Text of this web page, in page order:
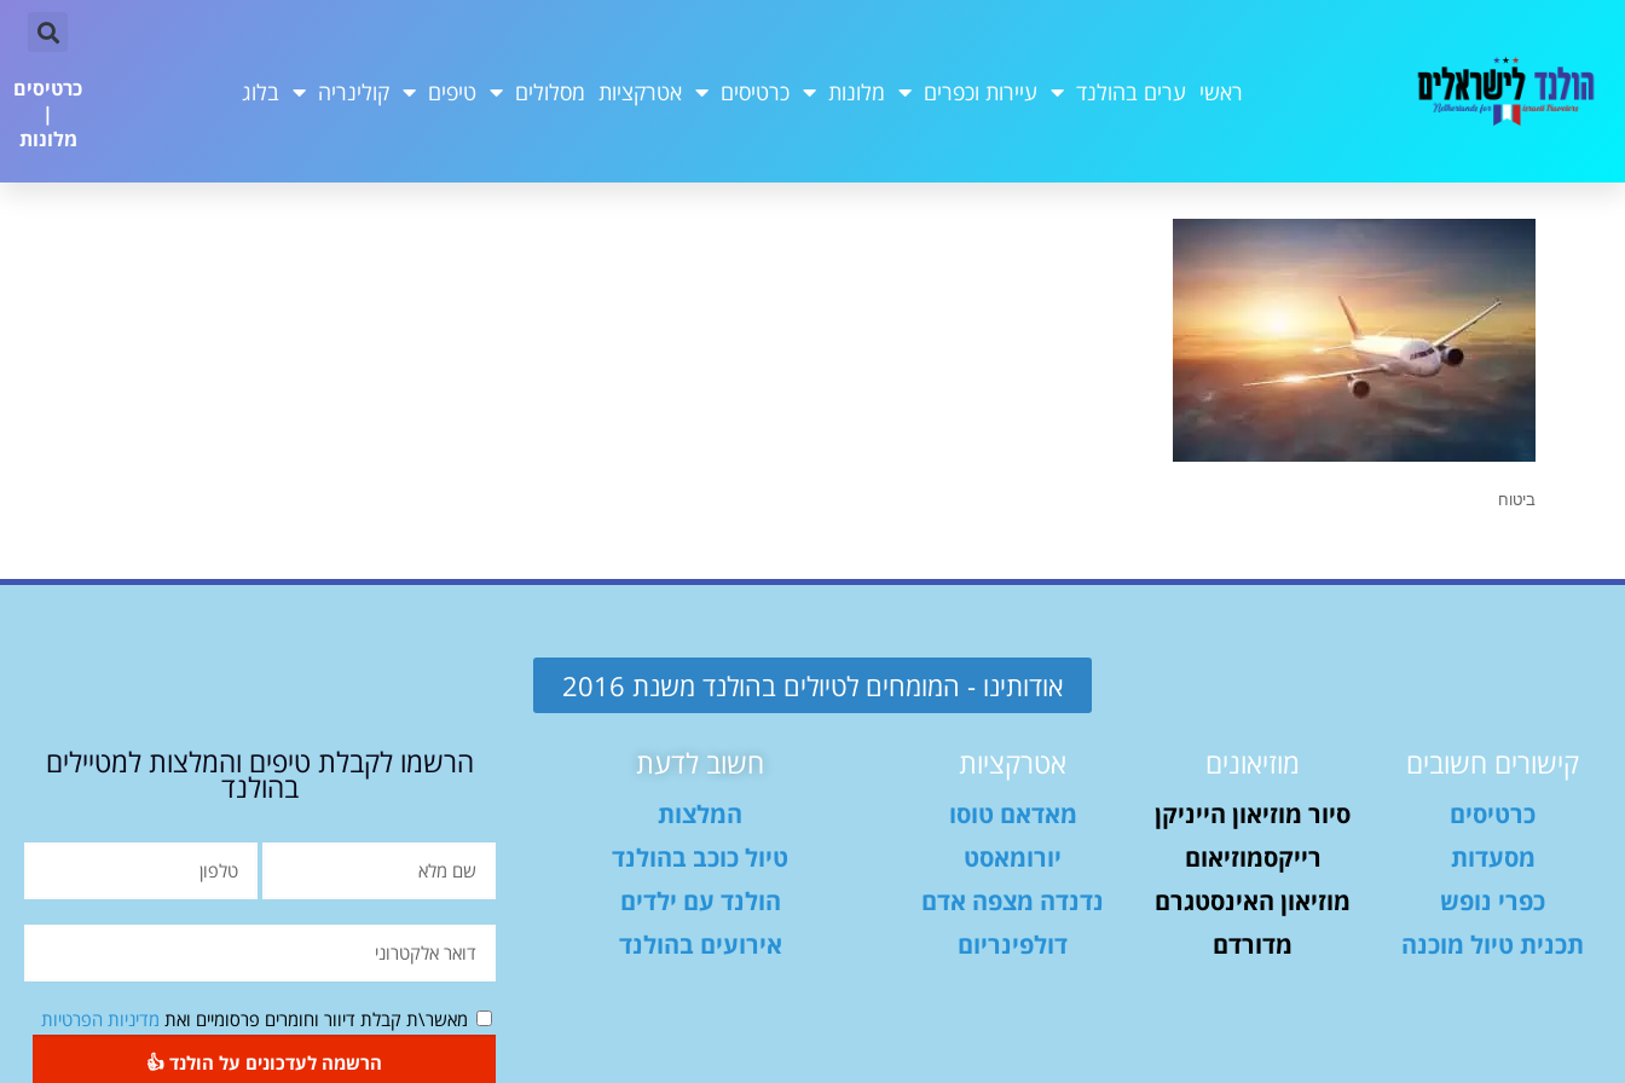
ראשי ערים בהולנד עיירות וכפרים מלונות כרטיסים אטרקציות מסלולים טיפים קולינריה בלוג
כרטיסים
|
מלונות
ביטוח
אודותינו - המומחים לטיולים בהולנד משנת 2016
קישורים חשובים
כרטיסים
מסעדות
כפרי נופש
תכנית טיול מוכנה
מוזיאונים
סיור מוזיאון הייניקן
רייקסמוזיאום
מוזיאון האינסטגרם
מדורדם
אטרקציות
מאדאם טוסו
יורומאסט
נדנדה מצפה אדם
דולפינריום
חשוב לדעת
המלצות
טיול כוכב בהולנד
הולנד עם ילדים
אירועים בהולנד
הרשמו לקבלת טיפים והמלצות למטיילים
בהולנד
מאשר\ת קבלת דיוור וחומרים פרסומיים ואת מדיניות הפרטיות
הרשמה לעדכונים על הולנד 👍